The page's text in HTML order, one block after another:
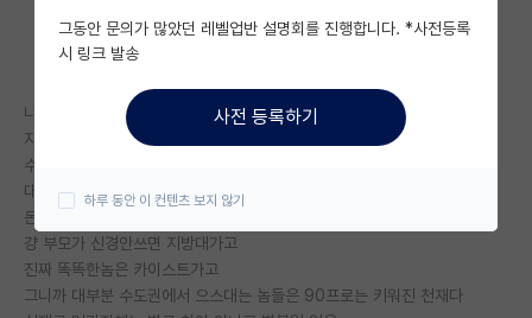
미국 유학 게시판
미국 대학원 합격 후기 게시판
대학원생 모집 게시판
연구실(PI) 홍보 게시판
석박사 채용 정보 게시판
나도 서울서 대학나오고 학위받고 그때는 솔직히 지방 무시 많이함
지금은 지거국 교수로 왔는데 이제 와서 드는 생각은
수도권이든 지방이든 진짜 똑똑한놈은 몇 없는거 같음
대부분 어릴때부터 얼마나 돈 투자하냐차이고
돈좀 더 투자하면 수도권 대학가고
걍 부모가 신경안쓰면 지방대가고
진짜 똑똑한놈은 카이스트가고
그니까 대부분 수도권에서 으스대는 놈들은 90프로는 키워진 천재다
그동안 문의가 많았던 레벨업반 설명회를 진행합니다. *사전등록
시 링크 발송
사전 등록하기
하루 동안 이 컨텐츠 보지 않기